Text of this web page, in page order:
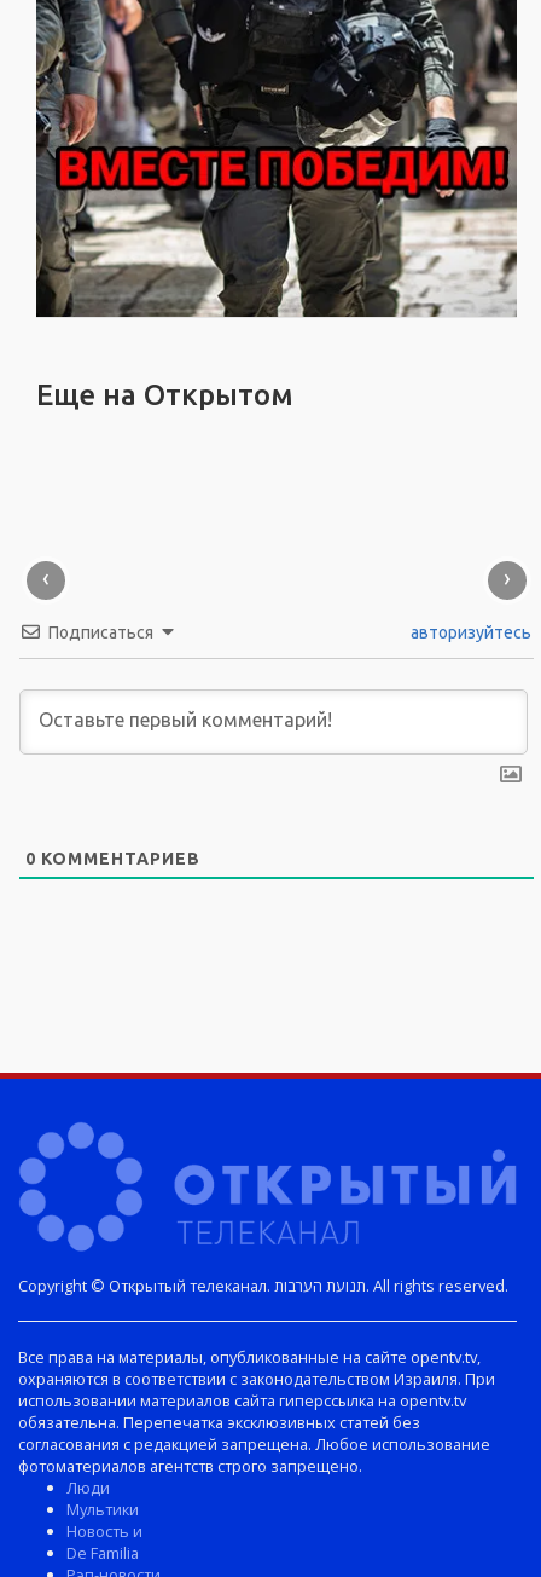
Еще на Открытом
‹ ›
Подписаться авторизуйтесь
0 КОММЕНТАРИЕВ
Copyright © Открытый телеканал. תנועת הערבות. All rights reserved.
Все права на материалы, опубликованные на сайте opentv.tv,
охраняются в соответствии с законодательством Израиля. При
использовании материалов сайта гиперссылка на opentv.tv
обязательна. Перепечатка эксклюзивных статей без
согласования с редакцией запрещена. Любое использование
фотоматериалов агентств строго запрещено.
Люди
Мультики
Новость и
De Familia